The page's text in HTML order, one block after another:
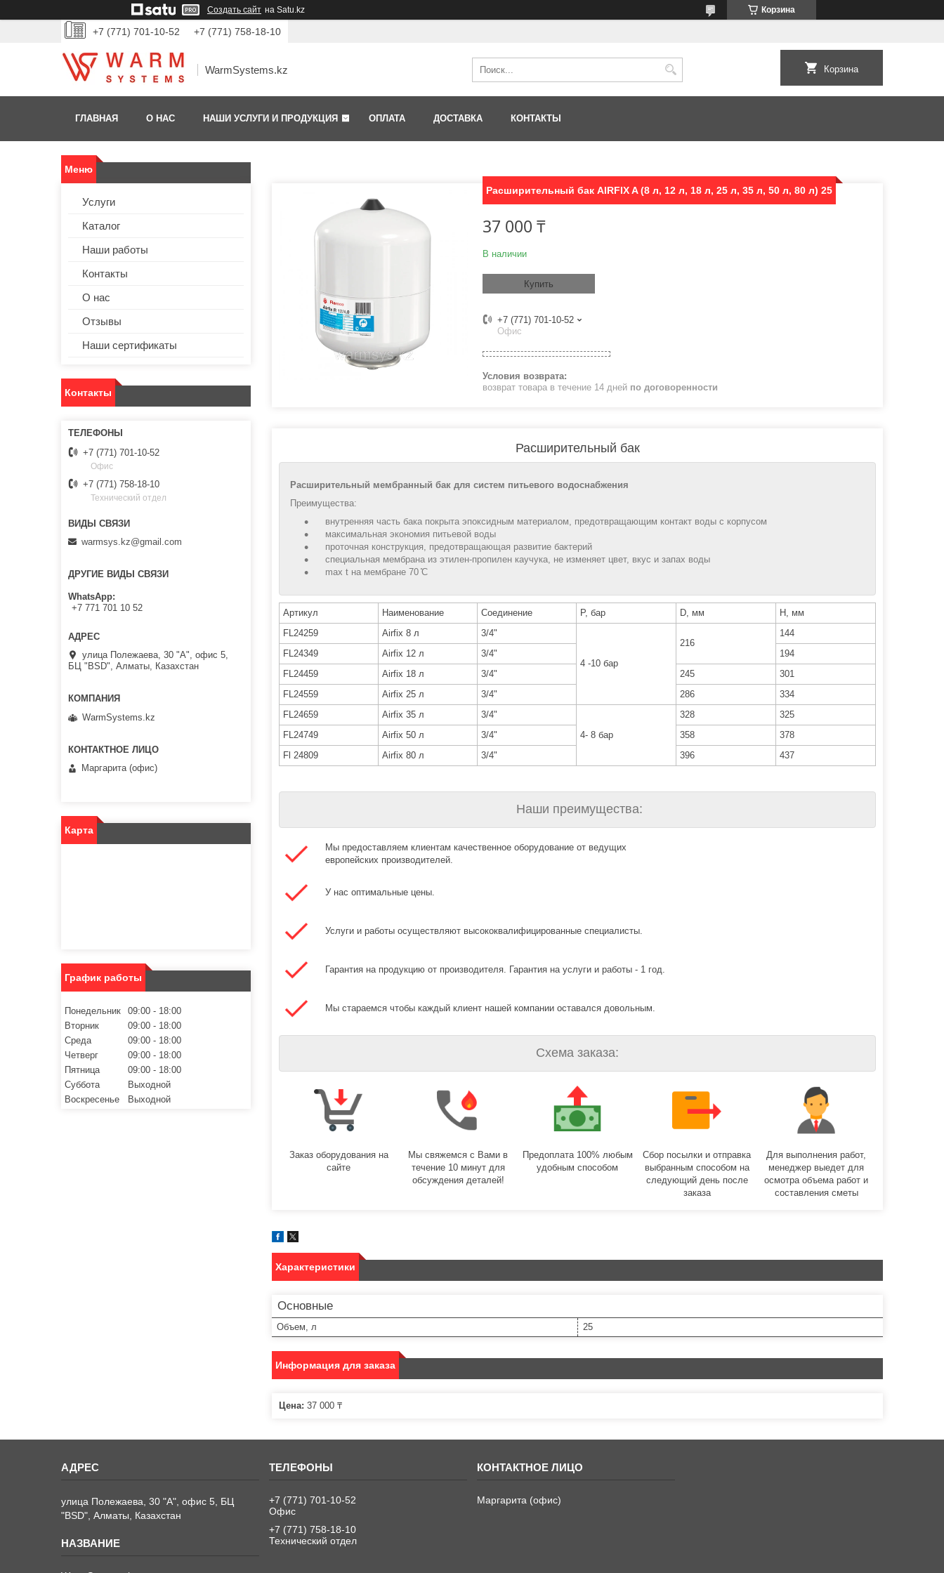
Создать сайт на Satu.kz Корзина
+7 (771) 701-10-52 +7 (771) 758-18-10
WarmSystems.kz Корзина
ГЛАВНАЯ О НАС НАШИ УСЛУГИ И ПРОДУКЦИЯ ОПЛАТА ДОСТАВКА КОНТАКТЫ
Расширительный бак AIRFIX A (8 л, 12 л, 18 л, 25 л, 35 л, 50 л, 80 л) 25
37 000 ₸
В наличии
Купить
+7 (771) 701-10-52
Офис
возврат товара в течение 14 дней по договоренности
Расширительный бак
Расширительный мембранный бак для систем питьевого водоснабжения
Преимущества:
внутренняя часть бака покрыта эпоксидным материалом, предотвращающим контакт воды с корпусом
максимальная экономия питьевой воды
проточная конструкция, предотвращающая развитие бактерий
специальная мембрана из этилен-пропилен каучука, не изменяет цвет, вкус и запах воды
max t на мембране 70 ̊С
Артикул Наименование Соединение Р, бар D, мм
Н, мм
FL24259
Airfix 8 л 3/4"
4 -10 бар
216
144
FL24349
Airfix 12 л 3/4"
194
FL24459
Airfix 18 л 3/4" 245
301
FL24559
Airfix 25 л 3/4" 286
334
FL24659
Airfix 35 л
3/4"
4- 8 бар
328
325
FL24749
Airfix 50 л 3/4" 358
378
Fl 24809
Airfix 80 л 3/4" 396 437
Наши преимущества:
Мы предоставляем клиентам качественное оборудование от ведущих
европейских производителей.
У нас оптимальные цены.
Услуги и работы осуществляют высококвалифицированные специалисты.
Гарантия на продукцию от производителя. Гарантия на услуги и работы - 1 год.
Мы стараемся чтобы каждый клиент нашей компании оставался довольным.
Схема заказа:
Заказ оборудования на
сайте
Мы свяжемся с Вами в
течение 10 минут для
обсуждения деталей!
Предоплата 100% любым
удобным способом
Сбор посылки и отправка
выбранным способом на
следующий день после
заказа
Для выполнения работ,
менеджер выедет для
осмотра объема работ и
составления сметы
Характеристики
Основные
Объем, л 25
Информация для заказа
Цена: 37 000 ₸
Услуги
Каталог
Наши работы
Контакты
О нас
Отзывы
Наши сертификаты
Контакты
+7 (771) 701-10-52
Офис
+7 (771) 758-18-10
Технический отдел
warmsys.kz@gmail.com
ДРУГИЕ ВИДЫ СВЯЗИ
WhatsApp
+7 771 701 10 52
улица Полежаева, 30 "А", офис 5,
БЦ "BSD", Алматы, Казахстан
WarmSystems.kz
Маргарита (офис)
Карта
График работы
Понедельник 09:00
18:00
Вторник
09:00
18:00
Среда
09:00
18:00
Четверг
09:00
18:00
Пятница
09:00
18:00
Суббота
Выходной
Воскресенье
Выходной
улица Полежаева, 30 "А", офис 5, БЦ
"BSD", Алматы, Казахстан
+7 (771) 701-10-52
Офис
+7 (771) 758-18-10
Технический отдел
Маргарита (офис)